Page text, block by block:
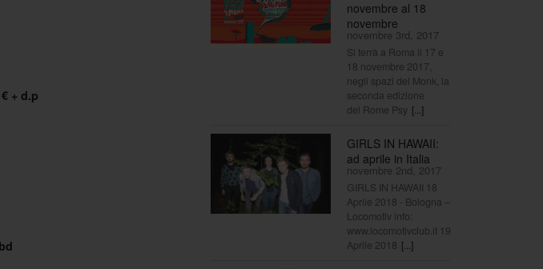
+ d.p
novembre al 18
novembre
novembre 3rd, 2017
Si terrà a Roma il 17 e
18 novembre 2017,
negli spazi del Monk, la
seconda edizione
del Rome Psy [...]
GIRLS IN HAWAII:
ad aprile in Italia
novembre 2nd, 2017
GIRLS IN HAWAII 18
Aprile 2018 - Bologna –
Locomotiv info:
www.locomotivclub.it 19
Aprile 2018 [...]